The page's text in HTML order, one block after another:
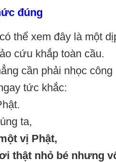
đúng
thể xem đây là một
cứu khắp toàn cầu.
cần phải nhọc
tức khắc:
ta,
vị Phật,
thật nhỏ bé nhưng